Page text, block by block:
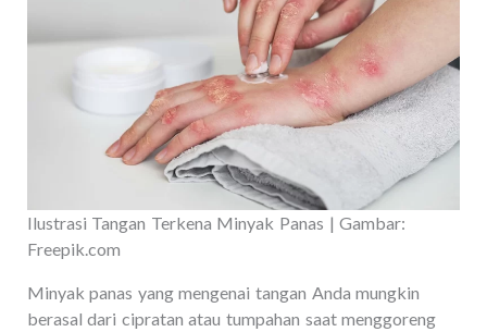
Ilustrasi Tangan Terkena Minyak Panas | Gambar:
Freepik.com
Minyak panas yang mengenai tangan Anda mungkin
berasal dari cipratan atau tumpahan saat menggoreng